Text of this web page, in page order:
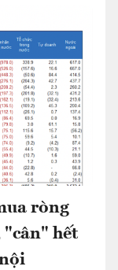
ròng
"cân" hết